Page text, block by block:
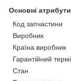
Основні атрибути
Код запчастини
Виробник
Країна виробник
Гарантійний
Стан